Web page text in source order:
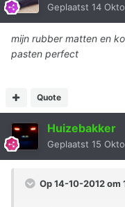
Geplaatst 14
mijn rubber matten en
pasten perfect
Quote
Huizebakker
Geplaatst 15
Op 14-10-2012 om